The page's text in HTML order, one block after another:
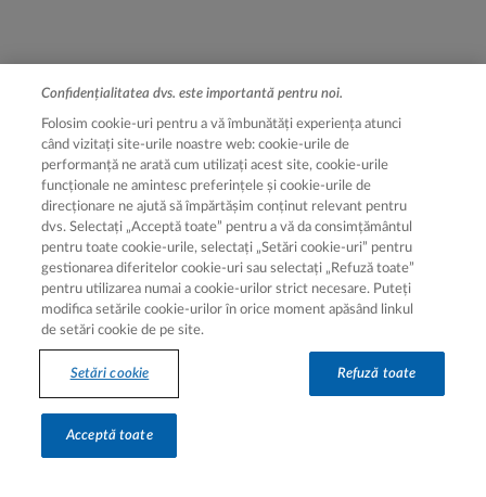
Legal [Footer Second]
Termeni de utilizare
Notă de informare
Setări cookie
Despre cookie-uri
Confidențialitatea dvs. este importantă pentru noi.
Folosim cookie-uri pentru a vă îmbunătăți experiența atunci
când vizitați site-urile noastre web: cookie-urile de
performanță ne arată cum utilizați acest site, cookie-urile
funcționale ne amintesc preferințele și cookie-urile de
direcționare ne ajută să împărtășim conținut relevant pentru
dvs. Selectați „Acceptă toate” pentru a vă da consimțământul
pentru toate cookie-urile, selectați „Setări cookie-uri” pentru
gestionarea diferitelor cookie-uri sau selectați „Refuză toate”
pentru utilizarea numai a cookie-urilor strict necesare. Puteți
modifica setările cookie-urilor în orice moment apăsând linkul
de setări cookie de pe site.
Setări cookie Refuză toate
Acceptă toate